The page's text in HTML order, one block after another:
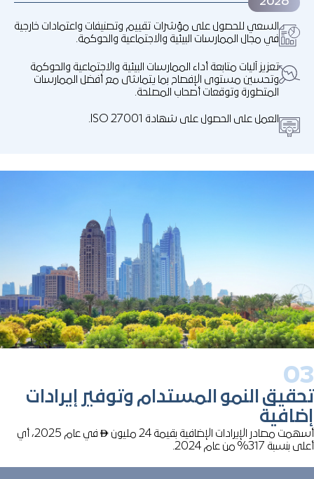
السعي للحصول على مؤشرات تقييم وتصنيفات واعتمادات خارجية
في مجال الممارسات البيئية والاجتماعية والحوكمة.
تعزيز آليات متابعة أداء الممارسات البيئية والاجتماعية والحوكمة
وتحسين مستوى الإفصاح بما يتماشى مع أفضل الممارسات
المتطورة وتوقعات أصحاب المصلحة.
العمل على الحصول على شهادة ISO 27001.
النمو المستدام وتوفير إيرادات
مصادر الإيرادات الإضافية بقيمة 24 مليون ↨
في عام 2025، أي
317% من عام 2024.